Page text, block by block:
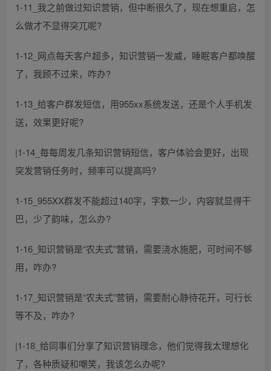
1-11_我之前做过知识营销，但中断很久了，现在想重启，怎
么做才不显得突兀呢?
1-12_网点每天客户超多，知识营销一发威，睡眠客户都唤醒
了，我顾不过来，咋办?
1-13_给客户群发短信，用955xx系统发送，还是个人手机发
送，效果更好呢?
|1-14_毎每周发几条知识营销短信，客户体验会更好，出现
突发营销任务时，频率可以提高吗?
1-15_955XX群发不能超过140字，字数一少，内容就显得干
巴，少了韵味，怎么办?
1-16_知识营销是“农夫式”营销，需要浇水施肥，可时间不够
用，咋办?
1-17_知识营销是“农夫式”营销，需要耐心静待花开，可行长
等不及，咋办?
|1-18_给同事们分享了知识营销理念，他们觉得我太理想化
了，各种质疑和嘲笑，我该怎么办呢?